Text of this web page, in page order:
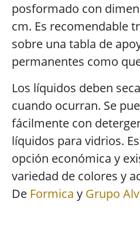
posformado con
cm. Es recomendable
sobre una tabla de
permanentes como
Los líquidos deben
cuando ocurran. Se
fácilmente con
líquidos para vidrios.
opción económica y
variedad de colores y
De Formica y Grupo